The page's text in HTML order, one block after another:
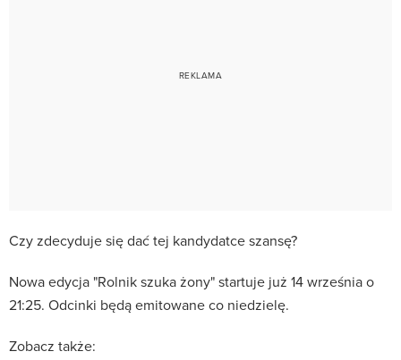
Czy zdecyduje się dać tej kandydatce szansę?
Nowa edycja "Rolnik szuka żony" startuje już 14 września o
21:25. Odcinki będą emitowane co niedzielę.
Zobacz także: